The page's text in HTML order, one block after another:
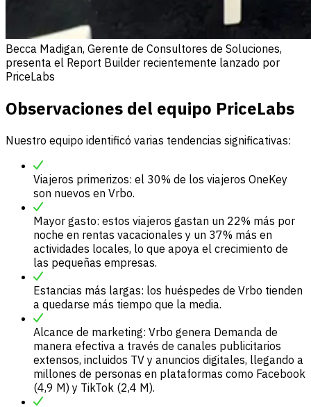
Becca Madigan, Gerente de Consultores de Soluciones,
presenta el Report Builder recientemente lanzado por
PriceLabs
Observaciones del equipo PriceLabs
Nuestro equipo identificó varias tendencias significativas:
Viajeros primerizos: el 30% de los viajeros OneKey
son nuevos en Vrbo.
Mayor gasto: estos viajeros gastan un 22% más por
noche en rentas vacacionales y un 37% más en
actividades locales, lo que apoya el crecimiento de
las pequeñas empresas.
Estancias más largas: los huéspedes de Vrbo tienden
a quedarse más tiempo que la media.
Alcance de marketing: Vrbo genera Demanda de
manera efectiva a través de canales publicitarios
extensos, incluidos TV y anuncios digitales, llegando a
millones de personas en plataformas como Facebook
(4,9 M) y TikTok (2,4 M).